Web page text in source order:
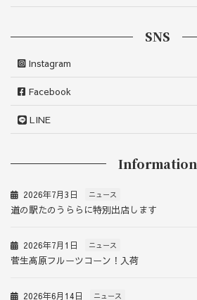
SNS
Instagram
Facebook
LINE
Information
2026年7月3日 ニュース
道の駅たのうららに特別出店します
2026年7月1日 ニュース
菅生高原フルーツコーン！入荷
2026年6月14日 ニュース